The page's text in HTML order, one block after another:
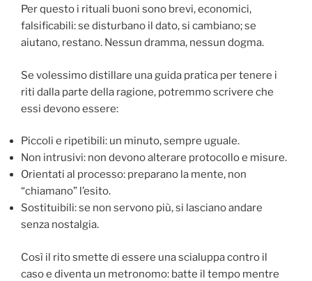
Per questo i rituali buoni sono brevi, economici,
falsificabili: se disturbano il dato, si cambiano; se
aiutano, restano. Nessun dramma, nessun dogma.
Se volessimo distillare una guida pratica per tenere i
riti dalla parte della ragione, potremmo scrivere che
essi devono essere:
Piccoli e ripetibili: un minuto, sempre uguale.
Non intrusivi: non devono alterare protocollo e misure.
Orientati al processo: preparano la mente, non
“chiamano” l’esito.
Sostituibili: se non servono più, si lasciano andare
senza nostalgia.
Così il rito smette di essere una scialuppa contro il
caso e diventa un metronomo: batte il tempo mentre